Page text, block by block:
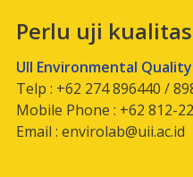
Perlu uji
UII Environmental
Telp : +62 274 896440 /
Mobile Phone : +62 812-
Email : envirolab@uii.ac.id